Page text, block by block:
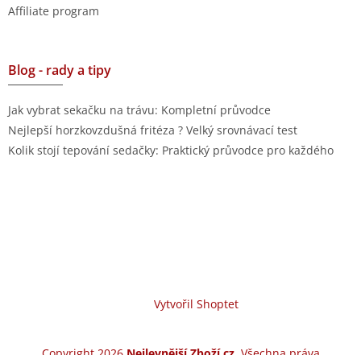
Affiliate program
Blog - rady a tipy
Jak vybrat sekačku na trávu: Kompletní průvodce
Nejlepší horzkovzdušná fritéza ? Velký srovnávací test
Kolik stojí tepování sedačky: Praktický průvodce pro každého
Vytvořil Shoptet